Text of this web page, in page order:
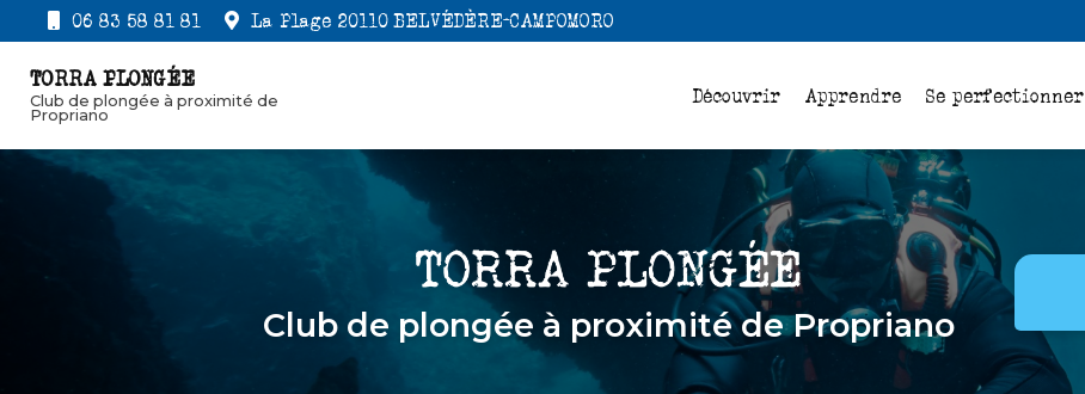
au
contenu
principal
06 83 58 81 81 La Plage 20110 BELVÉDÈRE-CAMPOMORO
TORRA PLONGÉE
Club de plongée à proximité de
Propriano
Découvrir Apprendre Se perfectionner
Club de plongée à proximité de Propriano